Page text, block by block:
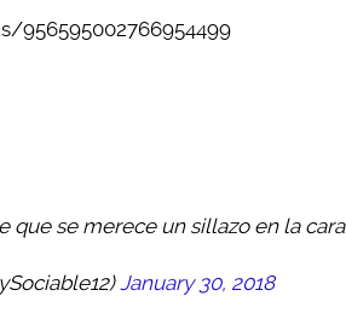
956595002766954499
que se merece un sillazo en la cara
January 30, 2018